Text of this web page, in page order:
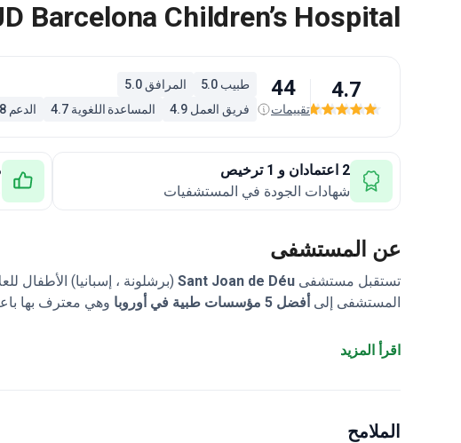
Barcelona Children’s Hospital
4.7
44
تقييمات
طبيب 5.0
المرافق 5.0
فريق العمل 4.9
المساعدة اللغوية 4.7 الدعم 4.8
2 اعتمادان و 1 ترخيص
شهادات الجودة في المستشفيات
عن المستشفى
تستقبل مستشفى Sant Joan de Déu (برشلونة ، إسبانيا) الأطفال
المستشفى إلى أفضل 5 مؤسسات طبية في أوروبا
وهي معترف بها
اقرأ المزيد
الملامح